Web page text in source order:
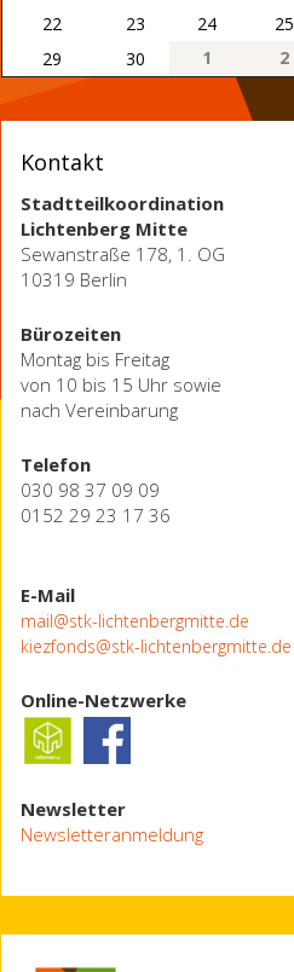
22
23 24 25
29
30 1 2
Kontakt
Stadtteilkoordination
Lichtenberg Mitte
Sewanstraße 178, 1. OG
10319 Berlin
Bürozeiten
Montag bis Freitag
von 10 bis 15 Uhr sowie
nach Vereinbarung
Telefon
030 98 37 09 09
0152 29 23 17 36
E-Mail
mail@stk-lichtenbergmitte.de
kiezfonds@stk-lichtenbergmitte.de
Online-Netzwerke
Newsletter
Newsletteranmeldung